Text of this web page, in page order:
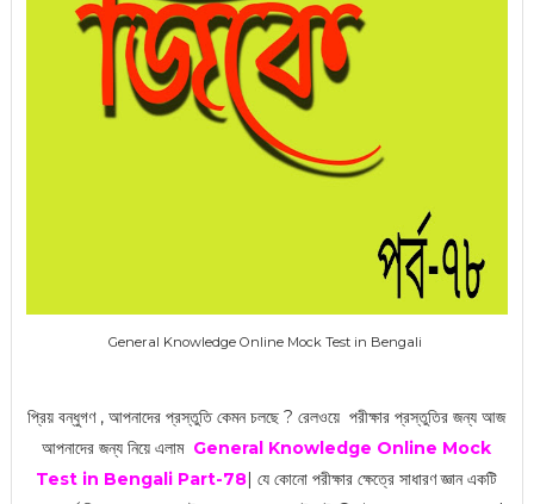
General Knowledge Online Mock Test in Bengali
প্রিয় বন্ধুগণ , আপনাদের প্রস্তুতি কেমন চলছে ? রেলওয়ে পরীক্ষার প্রস্তুতির জন্য আজ
আপনাদের জন্য নিয়ে এলাম General Knowledge Online Mock
Test in Bengali Part-78| যে কোনো পরীক্ষার ক্ষেত্রে সাধারণ জ্ঞান একটি